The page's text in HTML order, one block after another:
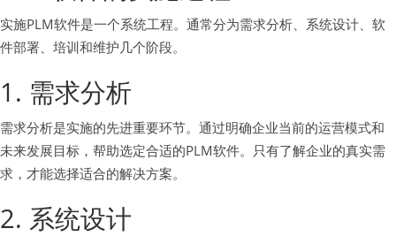
实施PLM软件是一个系统工程。通常分为需求分析、系统设计、软
件部署、培训和维护几个阶段。
1. 需求分析
需求分析是实施的先进重要环节。通过明确企业当前的运营模式和
未来发展目标，帮助选定合适的PLM软件。只有了解企业的真实需
求，才能选择适合的解决方案。
2. 系统设计